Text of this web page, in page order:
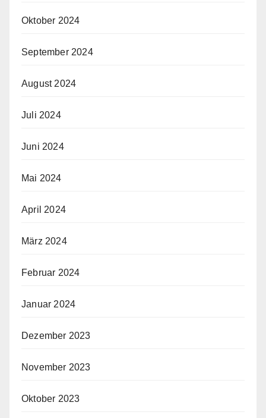
Oktober 2024
September 2024
August 2024
Juli 2024
Juni 2024
Mai 2024
April 2024
März 2024
Februar 2024
Januar 2024
Dezember 2023
November 2023
Oktober 2023